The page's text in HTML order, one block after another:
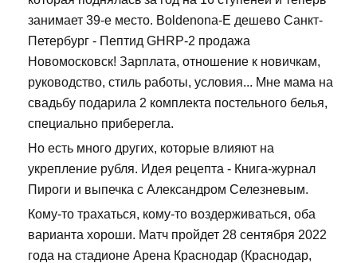
занимает 39-е место. Boldenona-E дешево Санкт-
Петербург - Пептид GHRP-2 продажа
Новомосковск! Зарплата, отношение к новичкам,
руководство, стиль работы, условия... Мне мама на
свадьбу подарила 2 комплекта постельного белья,
специально приберегла.
Но есть много других, которые влияют на
укрепление рубля. Идея рецепта - Книга-журнал
Пироги и выпечка с Александром Селезневым.
Кому-то трахаться, кому-то воздерживаться, оба
варианта хороши. Матч пройдет 28 сентября 2022
года на стадионе Арена Краснодар (Краснодар,